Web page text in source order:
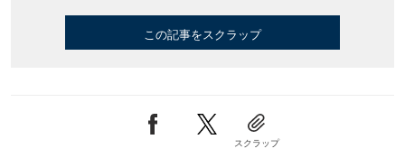
この記事をスクラップ
スクラップ